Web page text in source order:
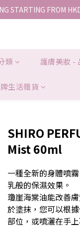
營業點或智能櫃取件。
STARTING FROM
類 護膚美妝 -
生活雜貨
SHIRO
Mist 60ml
一種全新的身體噴
乳般的保濕效果。
瓊崖海棠油能改善
於塗抹，您可以根
部位，或噴灑在手